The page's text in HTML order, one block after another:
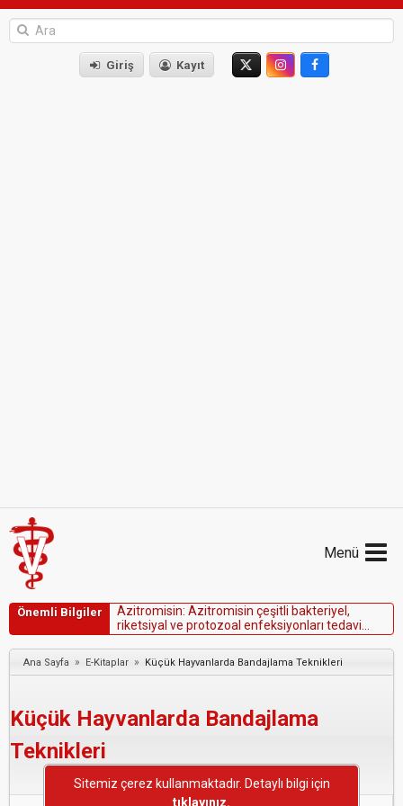
Giriş Kayıt
Menü
Önemli Bilgiler Azitromisin: Azitromisin çeşiti bakteriye ,
riketsiya ve protozoa enfeksiyon arı tedavi
etmekiçinkullanılır.
Ana Sayfa » E-Kitaplar » Küçük Hayvanlarda Bandajlama Teknikleri
Küçük Hayvanlarda Bandajlama
Teknikleri
Sitemiz çerez kullanmaktadır. Detaylı bilgi için
tıklayınız.